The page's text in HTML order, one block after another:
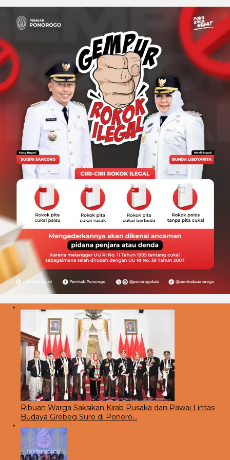
Ribuan Warga Saksikan Kirab Pusaka dan Pawai Lintas
Budaya Grebeg Suro di Ponoro…